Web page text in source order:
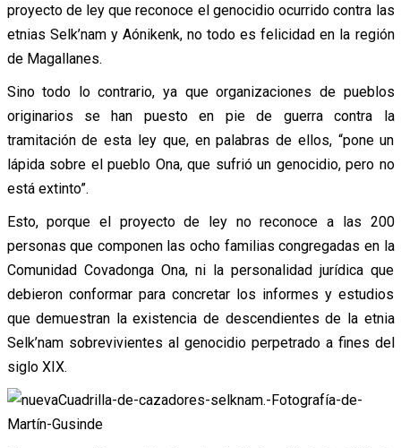
proyecto de ley que reconoce el genocidio ocurrido contra las
etnias Selk’nam y Aónikenk, no todo es felicidad en la región
de Magallanes.
Sino todo lo contrario, ya que organizaciones de pueblos
originarios se han puesto en pie de guerra contra la
tramitación de esta ley que, en palabras de ellos, “pone un
lápida sobre el pueblo Ona, que sufrió un genocidio, pero no
está extinto”.
Esto, porque el proyecto de ley no reconoce a las 200
personas que componen las ocho familias congregadas en la
Comunidad Covadonga Ona, ni la personalidad jurídica que
debieron conformar para concretar los informes y estudios
que demuestran la existencia de descendientes de la etnia
Selk’nam sobrevivientes al genocidio perpetrado a fines del
siglo XIX.